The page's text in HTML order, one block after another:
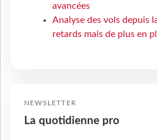
avancées
Analyse des vols depuis
retards mais de plus en
NEWSLETTER
La quotidienne pro